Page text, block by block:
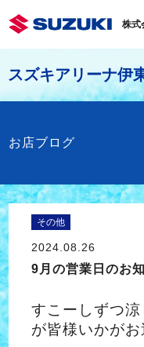
株式
スズキアリーナ伊
お店ブログ
その他
2024.08.26
9月の営業日のお
すこーしずつ
が皆様いかが